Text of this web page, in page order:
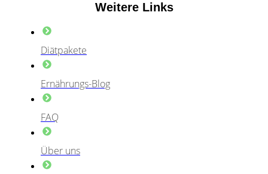
Weitere Links
Diätpakete
Ernährungs-Blog
FAQ
Über uns